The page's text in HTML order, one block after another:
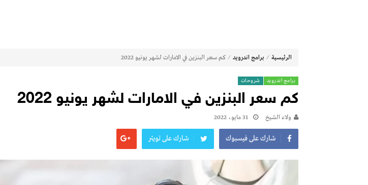
الرئيسية ⁄ برامج اندرويد ⁄ كم سعر البنزين في الامارات لشهر يونيو 2022
برامج اندرويد شروحات
كم سعر البنزين في الامارات لشهر يونيو 2022
ولاء الشيخ 31 مايو، 2022
شارك على فيسبوك شارك على تويتر